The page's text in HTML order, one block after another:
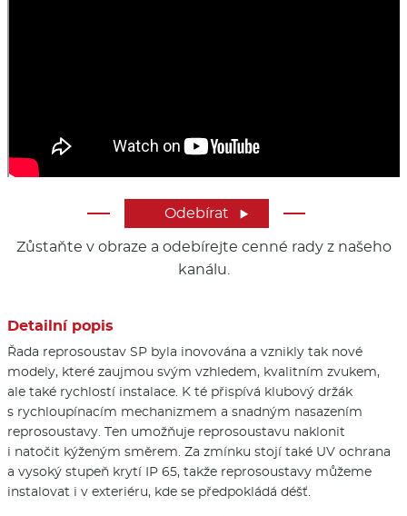
Odebírat 
Zůstaňte v obraze a odebírejte cenné rady z našeho
kanálu.
Detailní popis
Řada reprosoustav SP byla inovována a vznikly tak nové
modely, které zaujmou svým vzhledem, kvalitním zvukem,
ale také rychlostí instalace. K té přispívá klubový držák
s rychloupínacím mechanizmem a snadným nasazením
reprosoustavy. Ten umožňuje reprosoustavu naklonit
i natočit kýženým směrem. Za zmínku stojí také UV ochrana
a vysoký stupeň krytí IP 65, takže reprosoustavy můžeme
instalovat i v exteriéru, kde se předpokládá déšť.